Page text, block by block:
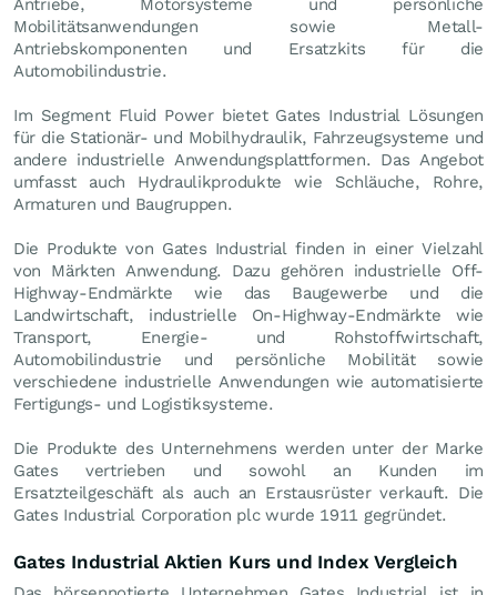
Antriebe, Motorsysteme und persönliche
Mobilitätsanwendungen sowie Metall-
Antriebskomponenten und Ersatzkits für die
Automobilindustrie.
Im Segment Fluid Power bietet Gates Industrial Lösungen
für die Stationär- und Mobilhydraulik, Fahrzeugsysteme und
andere industrielle Anwendungsplattformen. Das Angebot
umfasst auch Hydraulikprodukte wie Schläuche, Rohre,
Armaturen und Baugruppen.
Die Produkte von Gates Industrial finden in einer Vielzahl
von Märkten Anwendung. Dazu gehören industrielle Off-
Highway-Endmärkte wie das Baugewerbe und die
Landwirtschaft, industrielle On-Highway-Endmärkte wie
Transport, Energie- und Rohstoffwirtschaft,
Automobilindustrie und persönliche Mobilität sowie
verschiedene industrielle Anwendungen wie automatisierte
Fertigungs- und Logistiksysteme.
Die Produkte des Unternehmens werden unter der Marke
Gates vertrieben und sowohl an Kunden im
Ersatzteilgeschäft als auch an Erstausrüster verkauft. Die
Gates Industrial Corporation plc wurde 1911 gegründet.
Gates Industrial Aktien Kurs und Index Vergleich